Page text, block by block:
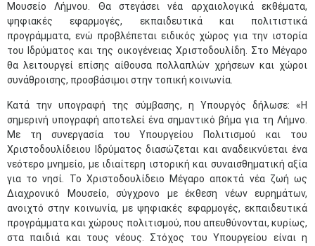
Μουσείο Λήμνου. Θα στεγάσει νέα αρχαιολογικά εκθέματα,
ψηφιακές εφαρμογές, εκπαιδευτικά και πολιτιστικά
προγράμματα, ενώ προβλέπεται ειδικός χώρος για την ιστορία
του Ιδρύματος και της οικογένειας Χριστοδουλίδη. Στο Μέγαρο
θα λειτουργεί επίσης αίθουσα πολλαπλών χρήσεων και χώροι
συνάθροισης, προσβάσιμοι στην τοπική κοινωνία.
Κατά την υπογραφή της σύμβασης, η Υπουργός δήλωσε: «Η
σημερινή υπογραφή αποτελεί ένα σημαντικό βήμα για τη Λήμνο.
Με τη συνεργασία του Υπουργείου Πολιτισμού και του
Χριστοδουλίδειου Ιδρύματος διασώζεται και αναδεικνύεται ένα
νεότερο μνημείο, με ιδιαίτερη ιστορική και συναισθηματική αξία
για το νησί. Το Χριστοδουλίδειο Μέγαρο αποκτά νέα ζωή ως
Διαχρονικό Μουσείο, σύγχρονο με έκθεση νέων ευρημάτων,
ανοιχτό στην κοινωνία, με ψηφιακές εφαρμογές, εκπαιδευτικά
προγράμματα και χώρους πολιτισμού, που απευθύνονται, κυρίως,
στα παιδιά και τους νέους. Στόχος του Υπουργείου είναι η